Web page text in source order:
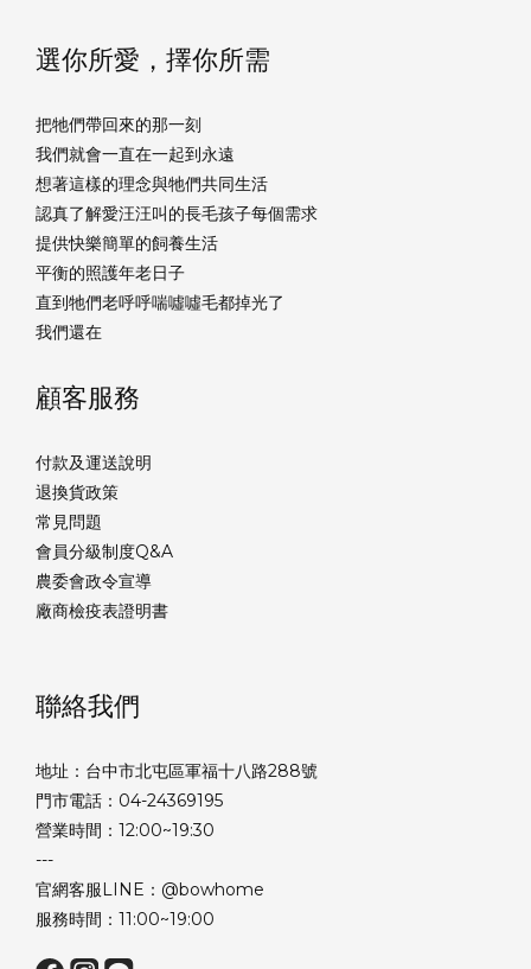
選你所愛，擇你所需
把牠們帶回來的那一刻
我們就會一直在一起到永遠
想著這樣的理念與牠們共同生活
認真了解愛汪汪叫的長毛孩子每個需求
提供快樂簡單的飼養生活
平衡的照護年老日子
直到牠們老呼呼喘噓噓毛都掉光了
我們還在
顧客服務
付款及運送說明
退換貨政策
常見問題
會員分級制度Q&A
農委會政令宣導
廠商檢疫表證明書
聯絡我們
地址：台中市北屯區軍福十八路288號
門市電話：04-24369195
營業時間：12:00~19:30
---
官網客服LINE：@bowhome
服務時間：11:00~19:00